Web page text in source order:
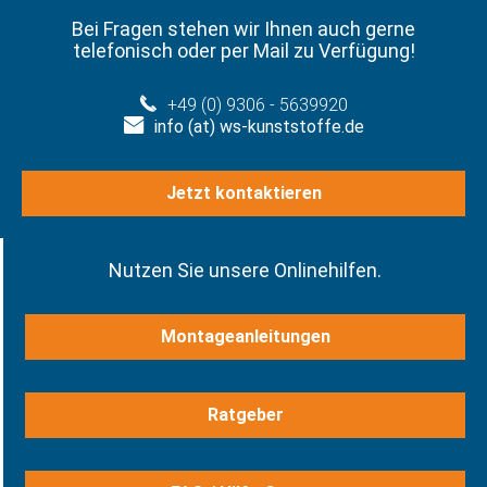
Bei Fragen stehen wir Ihnen auch gerne
telefonisch oder per Mail zu Verfügung!
+49 (0) 9306 - 5639920
info (at) ws-kunststoffe.de
Jetzt kontaktieren
Nutzen Sie unsere Onlinehilfen.
Montageanleitungen
Ratgeber